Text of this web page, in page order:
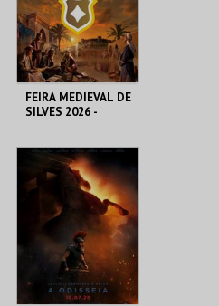
COMPRAR
FEIRA MEDIEVAL DE
SILVES 2026 -
CENTRO HISTÓRICO
SILVES
MAIS INFO
COMPRAR